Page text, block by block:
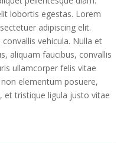
lobortis egestas. Lorem
adipiscing elit.
vehicula. Nulla et
aliquam faucibus, convallis
ullamcorper felis vitae
elementum posuere,
et tristique ligula justo vitae